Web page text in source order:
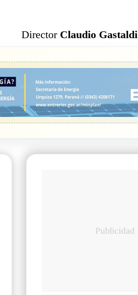
Director Claudio Gastaldi